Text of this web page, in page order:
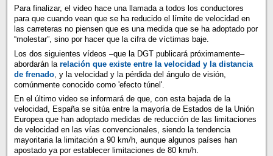
Para finalizar, el video hace una llamada a todos los conductores
para que cuando vean que se ha reducido el límite de velocidad en
las carreteras no piensen que es una medida que se ha adoptado por
“molestar”, sino por hacer que la cifra de víctimas baje.
Los dos siguientes vídeos –que la DGT publicará próximamente–
abordarán la relación que existe entre la velocidad y la distancia
de frenado, y la velocidad y la pérdida del ángulo de visión,
comúnmente conocido como 'efecto túnel'.
En el último video se informará de que, con esta bajada de la
velocidad, España se sitúa entre la mayoría de Estados de la Unión
Europea que han adoptado medidas de reducción de las limitaciones
de velocidad en las vías convencionales, siendo la tendencia
mayoritaria la limitación a 90 km/h, aunque algunos países han
apostado ya por establecer limitaciones de 80 km/h.